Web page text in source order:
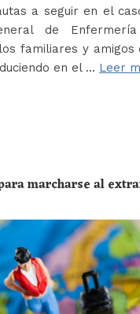
a seguir en el
de
familiares y
en el … Leer
marcharse al